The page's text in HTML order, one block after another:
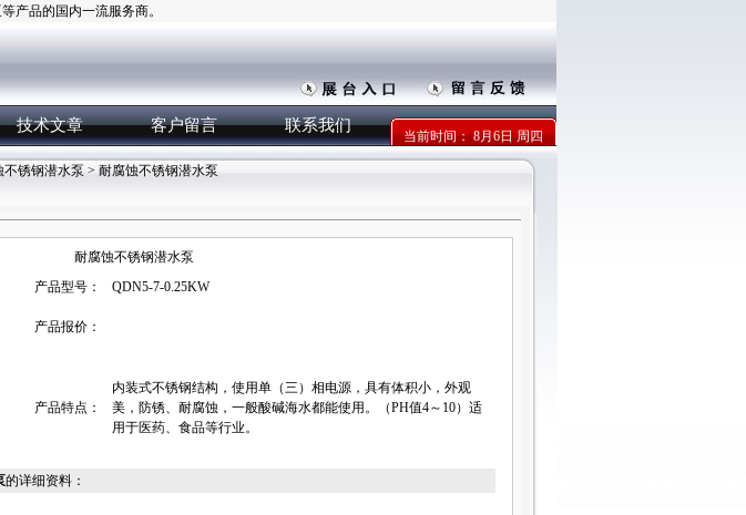
产品的国内一流服务商。
技术文章 客户留言 联系我们
当前时间：8月6日 周四
不锈钢潜水泵 > 耐腐蚀不锈钢潜水泵
耐腐蚀不锈钢潜水泵
产品型号： QDN5-7-0.25KW
产品报价：
产品特点：
内装式不锈钢结构，使用单（三）相电源，具有体积小，外观
美，防锈、耐腐蚀，一般酸碱海水都能使用。（PH值4～10）适
用于医药、食品等行业。
的详细资料：